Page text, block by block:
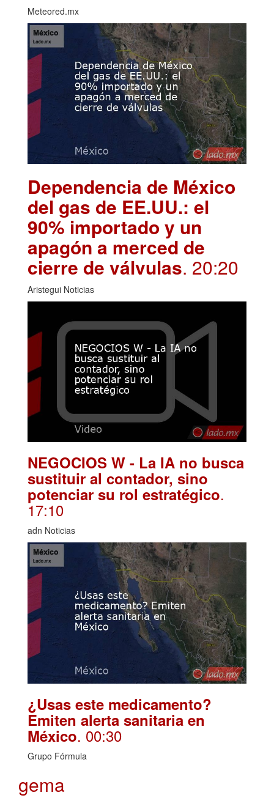
Meteored.mx
Dependencia de México
del gas de EE.UU.: el
90% importado y un
apagón a merced de
cierre de válvulas. 20:20
Aristegui Noticias
NEGOCIOS W - La IA no busca
sustituir al contador, sino
potenciar su rol estratégico.
17:10
adn Noticias
¿Usas este medicamento?
Emiten alerta sanitaria en
México. 00:30
Grupo Fórmula
gema